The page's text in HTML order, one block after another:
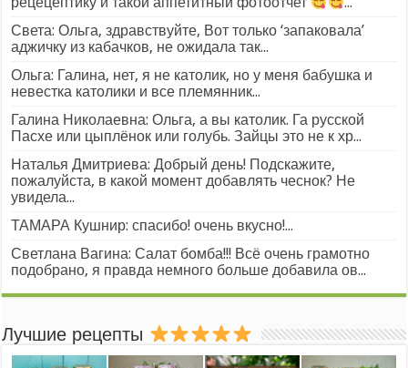
Света: Ольга, здравствуйте, Вот только ‘запаковала’
аджичку из кабачков, не ожидала так...
Ольга: Галина, нет, я не католик, но у меня бабушка и
невестка католики и все племянник...
Галина Николаевна: Ольга, а вы католик. Га русской
Пасхе или цыплёнок или голубь. Зайцы это не к хр...
Наталья Дмитриева: Добрый день! Подскажите,
пожалуйста, в какой момент добавлять чеснок? Не
увидела...
ТАМАРА Кушнир: спасибо! очень вкусно!...
Светлана Вагина: Салат бомба!!! Всё очень грамотно
подобрано, я правда немного больше добавила ов...
Лучшие рецепты